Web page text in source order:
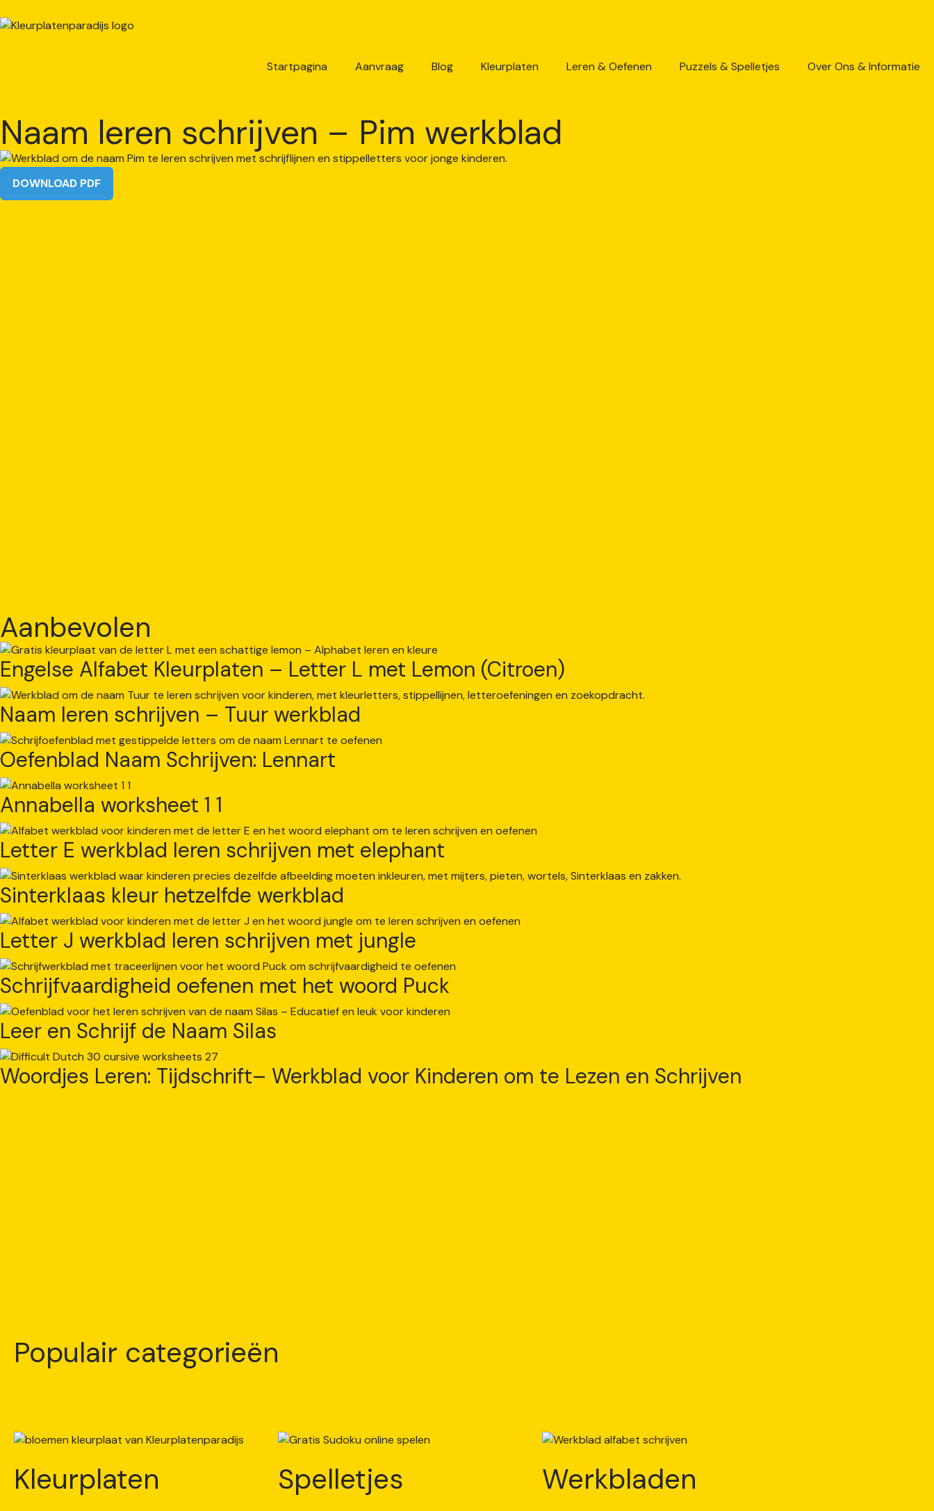
Startpagina Aanvraag Blog Kleurplaten Leren & Oefenen Puzzels & Spelletjes Over Ons & Informatie
Naam leren schrijven – Pim werkblad
DOWNLOAD PDF
Aanbevolen
Engelse Alfabet Kleurplaten – Letter L met Lemon (Citroen)
Naam leren schrijven – Tuur werkblad
Oefenblad Naam Schrijven: Lennart
Annabella worksheet 1 1
Letter E werkblad leren schrijven met elephant
Sinterklaas kleur hetzelfde werkblad
Letter J werkblad leren schrijven met jungle
Schrijfvaardigheid oefenen met het woord Puck
Leer en Schrijf de Naam Silas
Woordjes Leren: Tijdschrift– Werkblad voor Kinderen om te Lezen en Schrijven
Populair categorieën
Kleurplaten Spelletjes Werkbladen